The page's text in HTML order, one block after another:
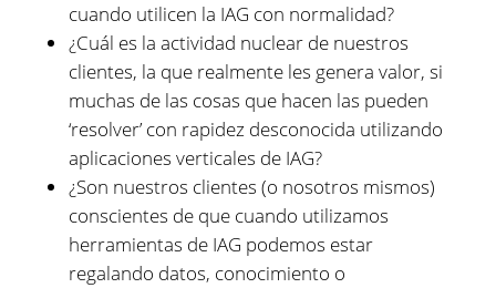
cuando utilicen la IAG con normalidad?
¿Cuál es la actividad nuclear de nuestros
clientes, la que realmente les genera valor, si
muchas de las cosas que hacen las pueden
‘resolver’ con rapidez desconocida utilizando
aplicaciones verticales de IAG?
¿Son nuestros clientes (o nosotros mismos)
conscientes de que cuando utilizamos
herramientas de IAG podemos estar
regalando datos, conocimiento o